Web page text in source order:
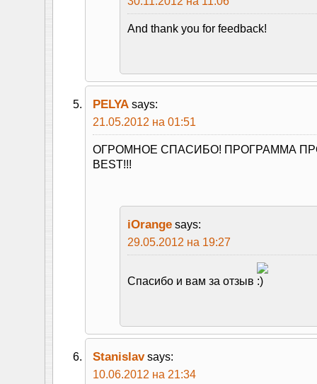
And thank you for feedback!
PELYA says:
21.05.2012 на 01:51
ОГРОМНОЕ СПАСИБО! ПРОГРАММА
BEST!!!
iOrange says:
29.05.2012 на 19:27
Спасибо и вам за отзыв
Stanislav says:
10.06.2012 на 21:34